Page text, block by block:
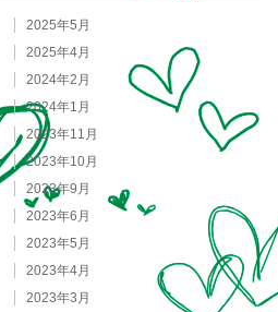
2025年5月
2025年4月
2024年2月
2024年1月
2023年11月
2023年10月
2023年9月
2023年6月
2023年5月
2023年4月
2023年3月